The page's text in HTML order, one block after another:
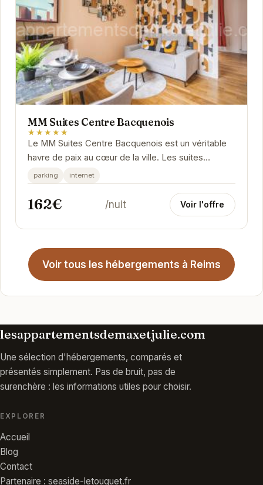
MM Suites Centre Bacquenois
★★★★★
Le MM Suites Centre Bacquenois est un véritable
havre de paix au cœur de la ville. Les suites
spacieuses et lumineuses offrent un confort
optimal,...
parking internet
162€ /nuit Voir l'offre
Voir tous les hébergements à Reims
lesappartementsdemaxetjulie.com
Une sélection d'hébergements, comparés et
présentés simplement. Pas de bruit, pas de
surenchère : les informations utiles pour choisir.
EXPLORER
Accueil
Blog
Contact
Partenaire : seaside-letouquet.fr